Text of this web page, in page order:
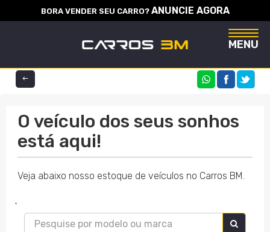
BORA VENDER SEU CARRO? ANUNCIE AGORA
MENU
O veículo dos seus sonhos
está aqui!
Veja abaixo nosso estoque de veículos no Carros BM.
'